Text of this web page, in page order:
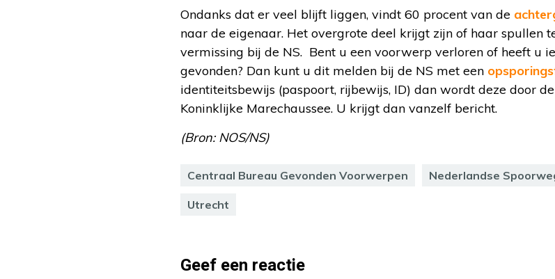
Ondanks dat er veel blijft liggen, vindt 60 procent van de
naar de eigenaar. Het overgrote deel krijgt zijn of haar spullen
vermissing bij de NS. Bent u een voorwerp verloren of heeft u
gevonden? Dan kunt u dit melden bij de NS met een
identiteitsbewijs (paspoort, rijbewijs, ID) dan wordt deze door
Koninklijke Marechaussee. U krijgt dan vanzelf bericht.
(Bron: NOS/NS)
Centraal Bureau Gevonden Voorwerpen Nederlandse
Utrecht
Geef een reactie